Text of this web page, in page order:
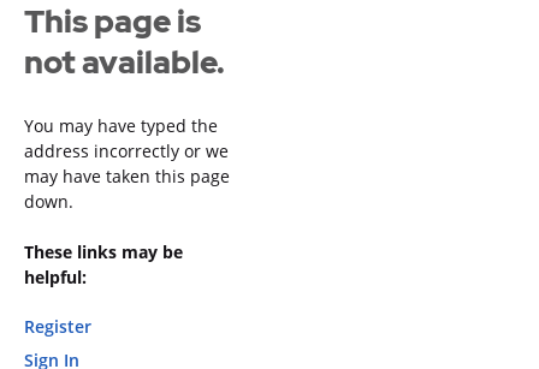
This page is
not available.
You may have typed the
address incorrectly or we
may have taken this page
down.
These links may be
helpful:
Register
Sign In